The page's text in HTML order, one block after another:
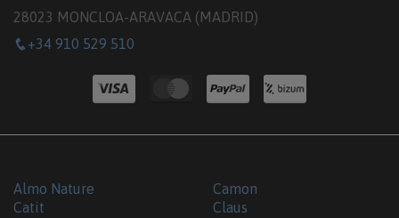
28023 MONCLOA-ARAVACA (MADRID)
+34 910 529 510
Almo Nature
Camon
Catit
Claus